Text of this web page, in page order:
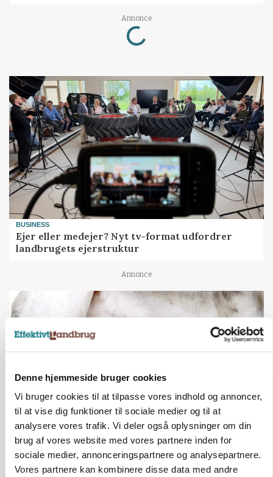
Denne hjemmeside bruger cookies
Vi bruger cookies til at tilpasse vores indhold og annoncer,
til at vise dig funktioner til sociale medier og til at
analysere vores trafik. Vi deler også oplysninger om din
brug af vores website med vores partnere inden for
sociale medier, annonceringspartnere og analysepartnere.
Vores partnere kan kombinere disse data med andre
Annonce
Loading...
BUSINESS
Ejer eller medejer? Nyt tv-format udfordrer
landbrugets ejerstruktur
Annonce
MARKED
Russisk mælkepris dykker 23 procent